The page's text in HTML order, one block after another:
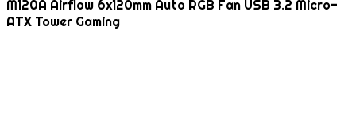
M120A Airflow 6x120mm Auto RGB Fan USB 3.2 Micro-
ATX Tower Gaming